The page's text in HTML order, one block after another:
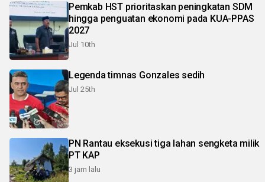
Pemkab HST prioritaskan peningkatan SDM
hingga penguatan ekonomi pada KUA-PPAS
2027
Jul 10th
Legenda timnas Gonzales sedih
Jul 25th
PN Rantau eksekusi tiga lahan sengketa milik
PT KAP
3 jam lalu